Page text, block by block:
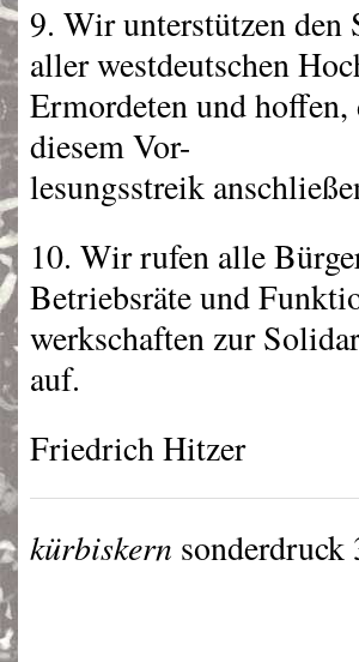
9. Wir unterstützen den
aller westdeutschen
Ermordeten und hoffen,
diesem Vor-
lesungsstreik
10. Wir rufen alle
Betriebsräte und
werkschaften zur
auf.
Friedrich Hitzer
kürbiskern sonderdruck